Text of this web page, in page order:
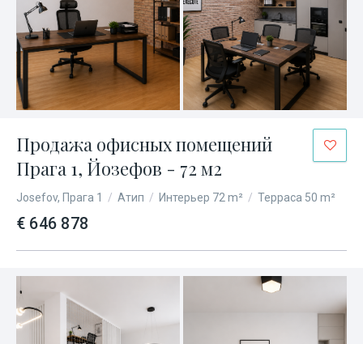
Продажа офисных помещений
Прага 1, Йозефов - 72 м2
Josefov, Прага 1 / Атип / Интерьер 72 m² / Терраса 50 m²
€ 646 878